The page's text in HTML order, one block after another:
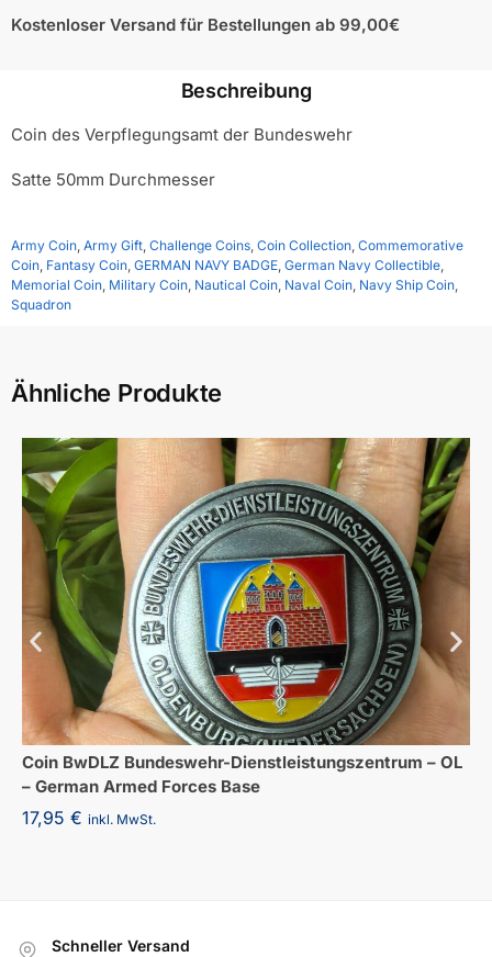
Kostenloser Versand für Bestellungen ab 99,00€
Beschreibung
Coin des Verpflegungsamt der Bundeswehr
Satte 50mm Durchmesser
Army Coin Army Gift Challenge Coins Coin Collection Commemorative
Coin Fantasy Coin GERMAN NAVY BADGE German Navy Collectible
Memorial Coin Military Coin Nautical Coin Naval Coin Navy Ship Coin
Squadron
Ähnliche Produkte
Coin BwDLZ Bundeswehr-Dienstleistungszentrum – OL
– German Armed Forces Base
17,95 € inkl. MwSt.
Schneller Versand